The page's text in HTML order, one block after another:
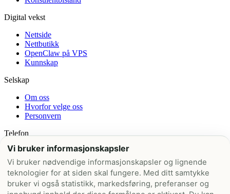
Vi bruker informasjonskapsler
Vi bruker nødvendige informasjonskapsler og lignende
teknologier for at siden skal fungere. Med ditt samtykke
bruker vi også statistikk, markedsføring, preferanser og
Digital vekst
Nettside
Nettbutikk
OpenClaw på VPS
Kunnskap
Selskap
Om oss
Hvorfor velge oss
Personvern
Telefon
+47 21 99 42 00
E-post
post@nettskred.no